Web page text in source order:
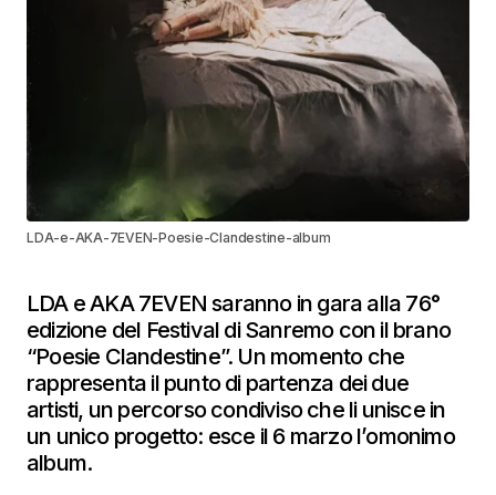
LDA-e-AKA-7EVEN-Poesie-Clandestine-album
LDA e AKA 7EVEN saranno in gara alla 76°
edizione del Festival di Sanremo con il brano
“Poesie Clandestine”. Un momento che
rappresenta il punto di partenza dei due
artisti, un percorso condiviso che li unisce in
un unico progetto: esce il 6 marzo l’omonimo
album.